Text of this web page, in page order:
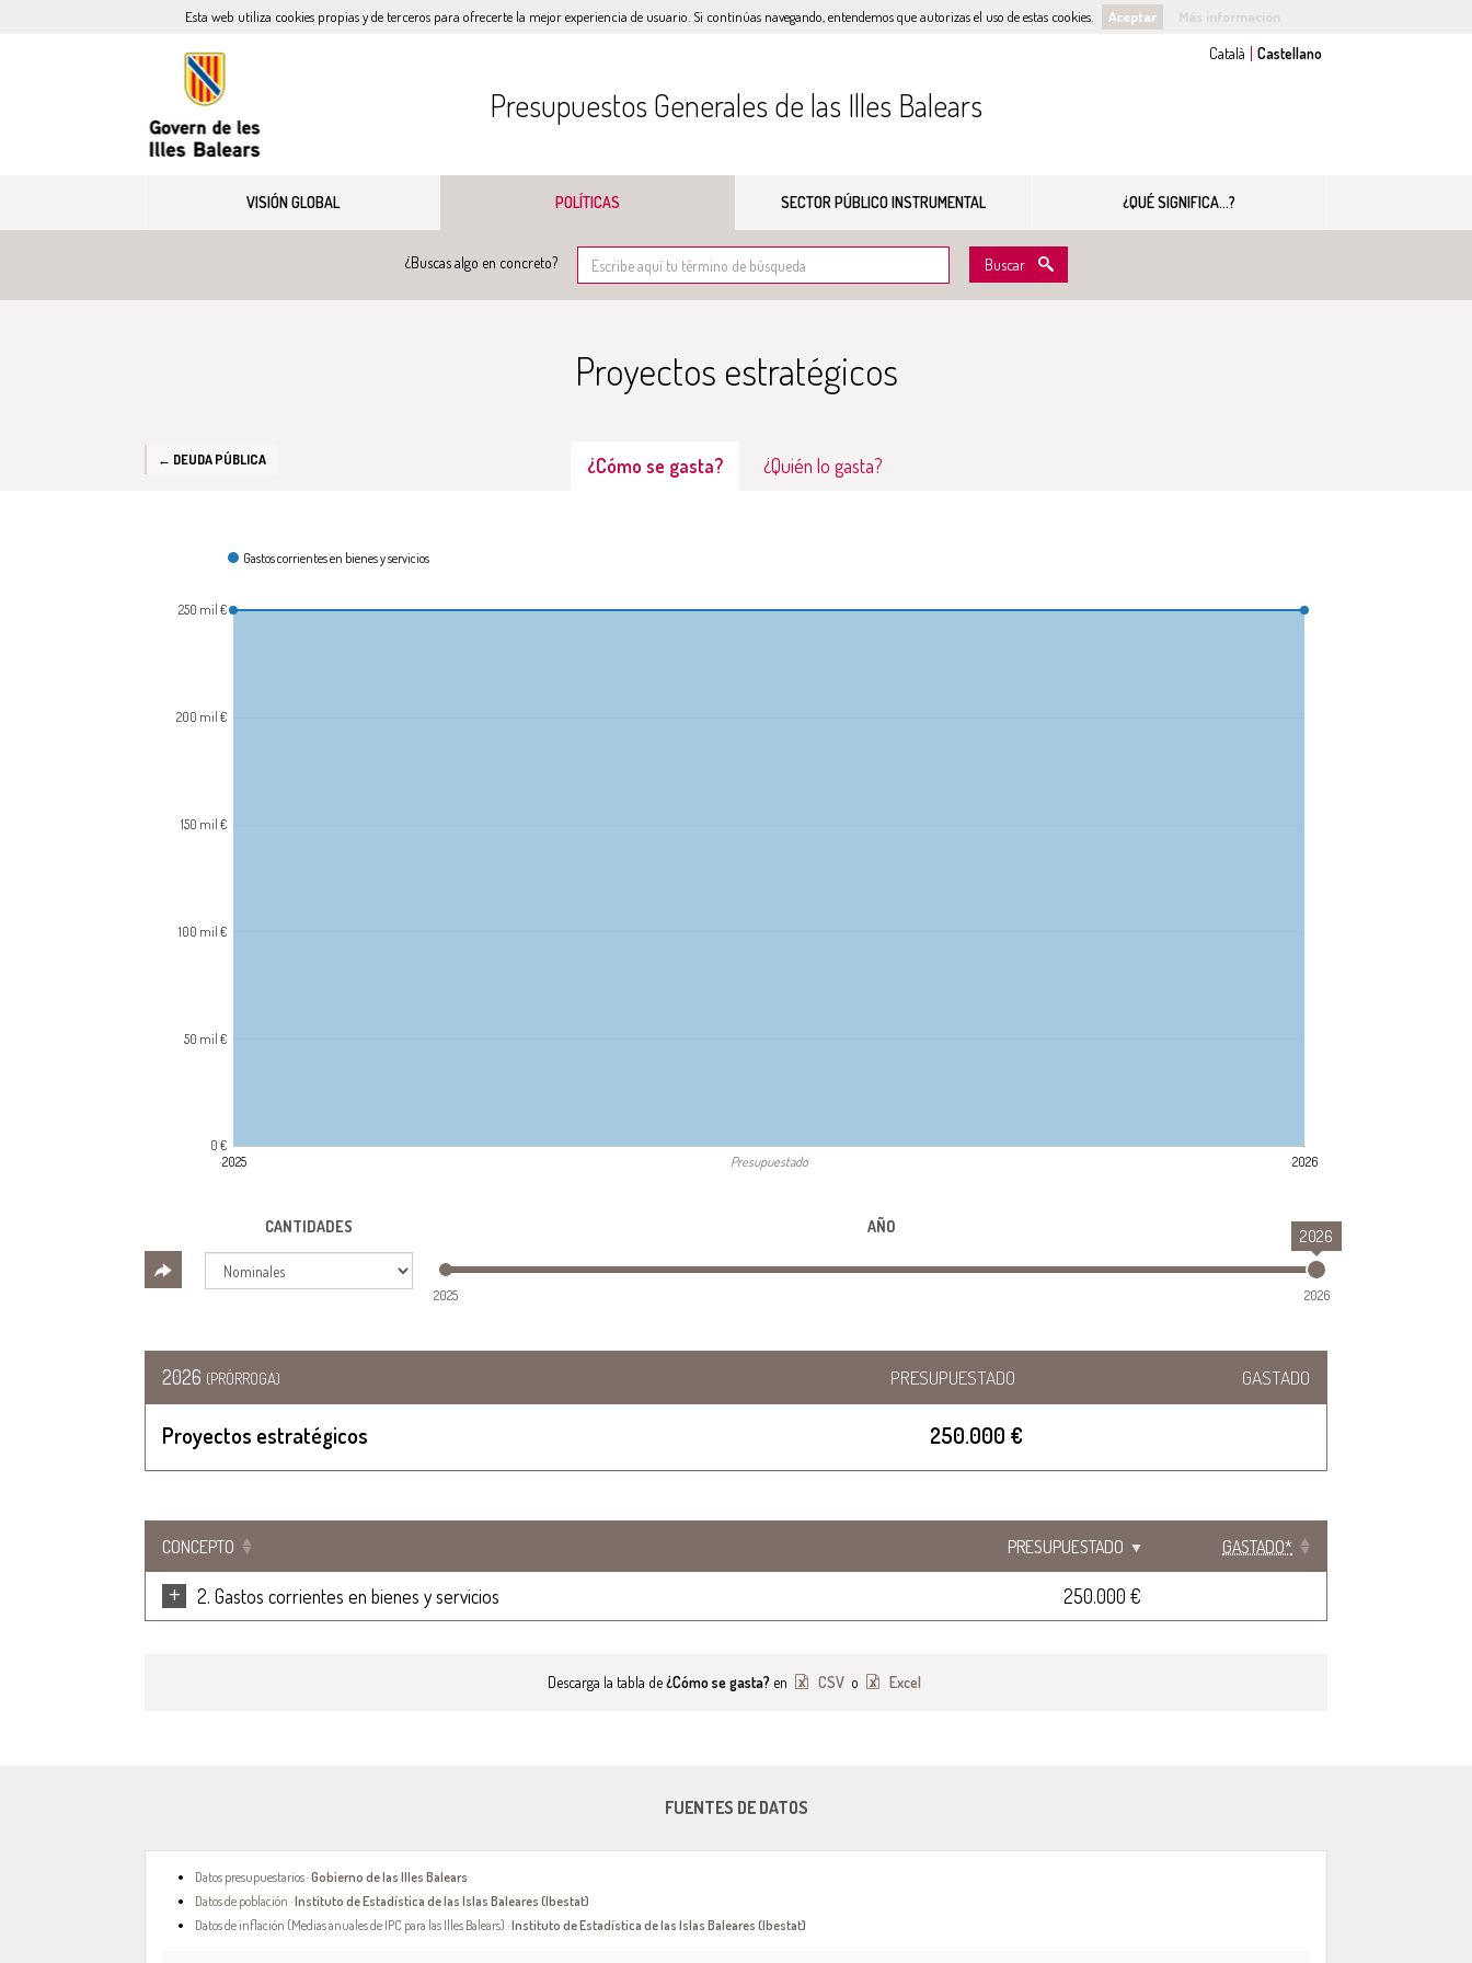
Esta web utiliza cookies propias y de terceros para ofrecerte la mejor experiencia de usuario. Si continúas navegando, entendemos que autorizas el uso de estas cookies. Aceptar Más información
Presupuestos Generales de las Illes Balears
VISIÓN GLOBAL POLÍTICAS SECTOR PÚBLICO INSTRUMENTAL ¿QUÉ SIGNIFICA...?
¿Buscas algo en concreto? Buscar
← DEUDA PÚBLICA
Proyectos estratégicos
¿Cómo se gasta? ¿Quién lo gasta?
Gastos corrientes en bienes y servicios
2025 2026
0 €
50 mil €
100 mil €
150 mil €
200 mil €
250 mil €
Presupuestado
CANTIDADES AÑO 2026
2025 2026
2026 (PRÓRROGA) PRESUPUESTADO GASTADO
Proyectos estratégicos 250.000 €
CONCEPTO PRESUPUESTADO GASTADO*
+ 2. Gastos corrientes en bienes y servicios 250.000 €
Descarga la tabla de¿Cómo se gasta? en CSV o Excel
FUENTES DE DATOS
Datos presupuestarios ·Gobierno de las Illes Balears
Datos de población ·Instituto de Estadística de las Islas Baleares (Ibestat)
Datos de inflación (Medias anuales de IPC para las Illes Balears) ·Instituto de Estadística de las Islas Baleares (Ibestat)